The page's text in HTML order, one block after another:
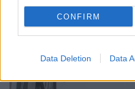
CONFIRM
Data Deletion Data